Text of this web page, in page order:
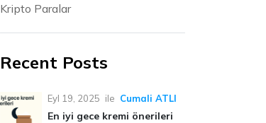
Kripto Paralar
Recent Posts
Eyl 19, 2025 ile Cumali ATLI
En iyi gece kremi önerileri